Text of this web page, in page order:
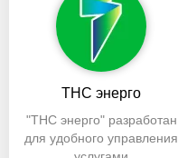
ТНС энерго
"ТНС энерго" разработан
для удобного управления